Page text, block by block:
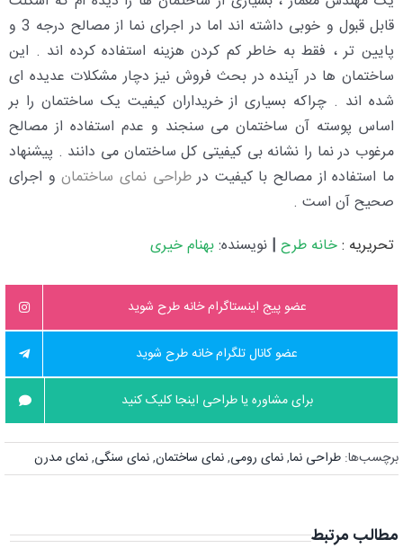
قابل قبول و خوبی داشته اند اما در اجرای نما از مصالح درجه 3 و
پایین تر ، فقط به خاطر کم کردن هزینه استفاده کرده اند . این
ساختمان ها در آینده در بحث فروش نیز دچار مشکلات عدیده ای
شده اند . چراکه بسیاری از خریداران کیفیت یک ساختمان را بر
اساس پوسته آن ساختمان می سنجند و عدم استفاده از مصالح
مرغوب در نما را نشانه بی کیفیتی کل ساختمان می دانند . پیشنهاد
ما استفاده از مصالح با کیفیت درطراحی نمای ساختمانو اجرای
صحیح آن است .
تحریریه :خانه طرح | نویسنده:بهنام خیری
عضو پیج اینستاگرام خانه طرح شوید
عضو کانال تلگرام خانه طرح شوید
برای مشاوره یا طراحی اینجا کلیک کنید
برچسب‌ها: طراحی نما,نمای رومی,نمای ساختمان,نمای سنگی,نمای مدرن
مطالب مرتبط